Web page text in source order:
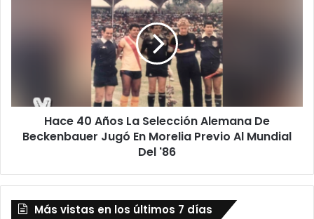
Jugó
Morelia
Mundial
'86​
Hace 40 Años La Selección Alemana De
Beckenbauer Jugó En Morelia Previo Al Mundial
Del '86​
Más vistas en los últimos 7 días